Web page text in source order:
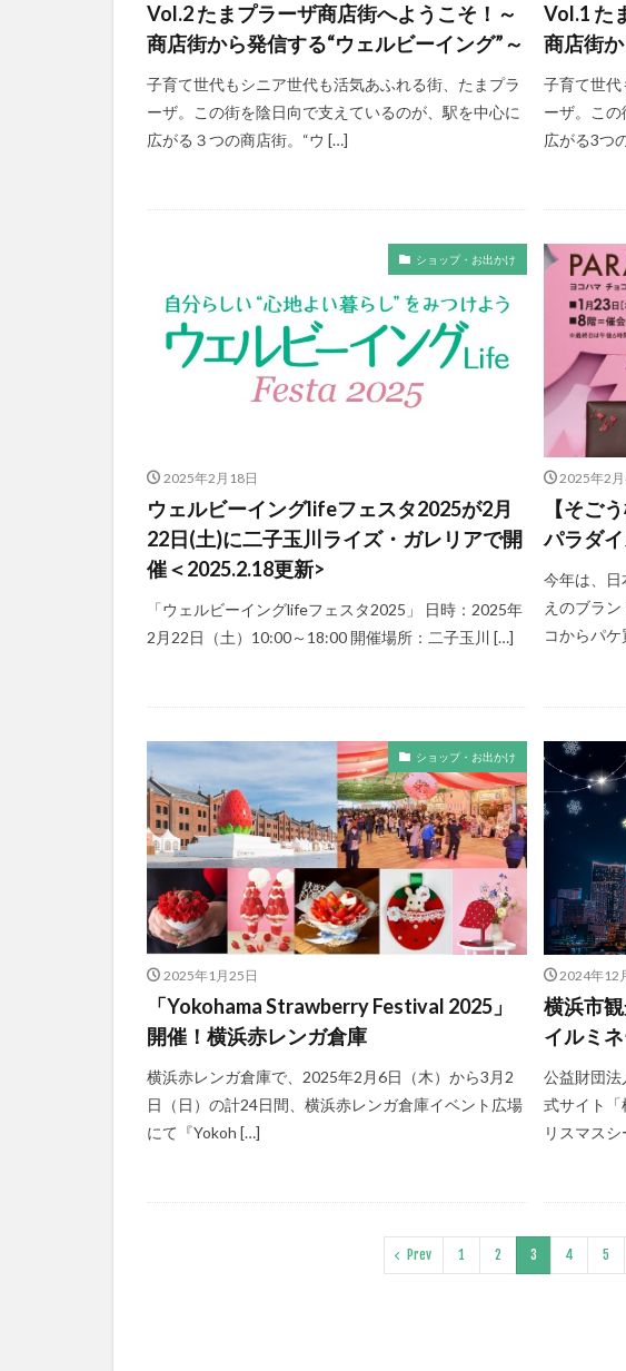
Vol.2 たまプラーザ商店街へようこそ！～
商店街から発信する“ウェルビーイング”～
子育て世代もシニア世代も活気あふれる街、たまプラ
ーザ。この街を陰日向で支えているのが、駅を中心に
広がる３つの商店街。“ウ […]
Vol.1 た
商店街
子育て世代
ーザ。こ
広がる3つ
ショップ・お出かけ
2025年2月18日
ウェルビーイングlifeフェスタ2025が2月
22日(土)に二子玉川ライズ・ガレリアで開
催＜2025.2.18更新>
「ウェルビーイングlifeフェスタ2025」 日時：2025年
2月22日（土）10:00～18:00 開催場所：二子玉川 […]
2025年2月
【そご
パラダ
今年は、日
えのブラ
コからパ
ショップ・お出かけ
2025年1月25日
「Yokohama Strawberry Festival 2025」
開催！横浜赤レンガ倉庫
横浜赤レンガ倉庫で、2025年2月6日（木）から3月2
日（日）の計24日間、横浜赤レンガ倉庫イベント広場
にて『Yokoh […]
2024年12
横浜市
イルミ
公益財団
式サイト「
リスマス
Prev 1 2 3 4 5